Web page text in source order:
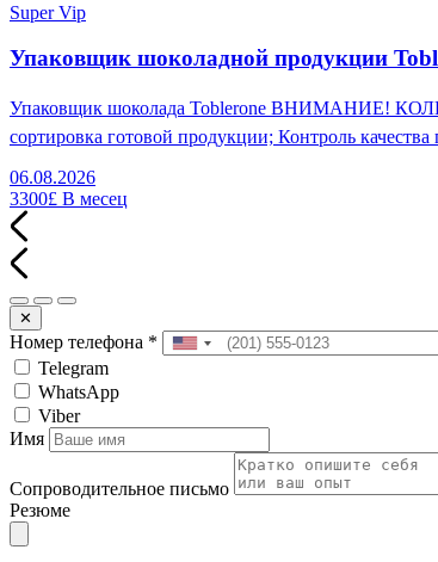
Super Vip
Упаковщик шоколадной продукции
Упаковщик шоколада Toblerone ВНИМАНИЕ!
сортировка готовой продукции; Контроль качества
06.08.2026
3300£ В месец
✕
Номер телефона *
Telegram
WhatsApp
Viber
Имя
Сопроводительное письмо
Резюме